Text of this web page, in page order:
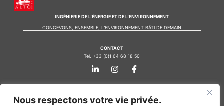
Nous respectons votre vie privée.
INGÉNIERIE DE L’ÉNERGIE ET DE L’ENVIRONNEMENT
CONCEVONS, ENSEMBLE, L’ENVIRONNEMENT BÂTI DE DEMAIN
CONTACT
Tel. +33 (0)1 64 68 18 50
i
e
I
n
a
F
a
b
Nos agences